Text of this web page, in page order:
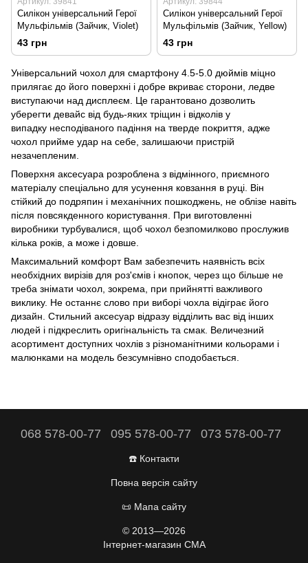
Силікон універсальний Герої
Мульфільмів (Зайчик, Violet)
43 грн
Силікон універсальний Герої
Мульфільмів (Зайчик, Yellow)
43 грн
Універсальний чохол для смартфону 4.5-5.0 дюймів міцно
прилягає до його поверхні і добре вкриває сторони, ледве
виступаючи над дисплеєм. Це гарантовано дозволить
уберегти девайс від будь-яких тріщин і відколів у
випадку несподіваного падіння на тверде покриття, адже
чохол прийме удар на себе, залишаючи пристрій
незачепленим.
Поверхня аксесуара розроблена з відмінного, приємного
матеріалу спеціально для усунення ковзання в руці. Він
стійкий до подряпин і механічних пошкоджень, не облізе навіть
після повсякденного користування. При виготовленні
виробники турбувалися, щоб чохол безпомилково прослужив
кілька років, а може і довше.
Максимальний комфорт Вам забезпечить наявність всіх
необхідних вирізів для роз'ємів і кнопок, через що більше не
треба знімати чохол, зокрема, при прийнятті важливого
виклику. Не останнє слово при виборі чохла відіграє його
дизайн. Стильний аксесуар відразу відділить вас від інших
людей і підкреслить оригінальність та смак. Величезний
асортимент доступних чохлів з різноманітними кольорами і
малюнками на модель безсумнівно сподобається.
068 578-00-77 095 578-00-77 073 578-00-77
☎️ Контакти
Повна версія сайту
📜 Мапа сайту
© 2013—2026
Інтернет-магазин CMA